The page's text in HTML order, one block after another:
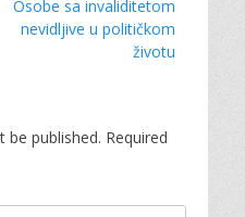
Next
post:
Osobe sa invaliditetom
nevidljive u političkom
životu
be published. Required